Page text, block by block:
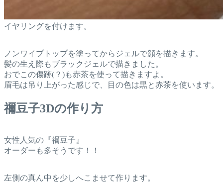
イヤリングを付けます。
ノンワイプトップを塗ってからジェルで顔を描きます。
髪の生え際もブラックジェルで描きました。
おでこの傷跡(？)も赤茶を使って描きますよ。
眉毛は吊り上がった感じで、目の色は黒と赤茶を使います。
禰豆子3Dの作り方
女性人気の『禰豆子』
オーダーも多そうです！！
左側の真ん中を少しへこませて作ります。